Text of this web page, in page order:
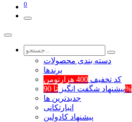
0
دسته بندی محصولات
برند‌ها
کد تخفیف 400 هزارتومن
پیشنهاد شگفت انگیزتا 90%
جدیدترین ها
انبارتکانی
پیشنهاد کادولین